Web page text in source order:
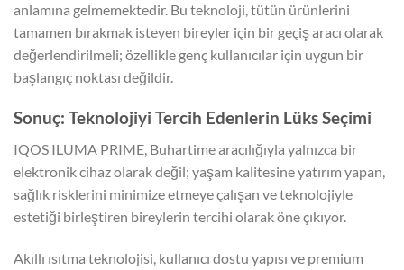
anlamına gelmemektedir. Bu teknoloji, tütün ürünlerini
tamamen bırakmak isteyen bireyler için bir geçiş aracı olarak
değerlendirilmeli; özellikle genç kullanıcılar için uygun bir
başlangıç noktası değildir.
Sonuç: Teknolojiyi Tercih Edenlerin Lüks Seçimi
IQOS ILUMA PRIME, Buhartime aracılığıyla yalnızca bir
elektronik cihaz olarak değil; yaşam kalitesine yatırım yapan,
sağlık risklerini minimize etmeye çalışan ve teknolojiyle
estetiği birleştiren bireylerin tercihi olarak öne çıkıyor.
Akıllı ısıtma teknolojisi, kullanıcı dostu yapısı ve premium